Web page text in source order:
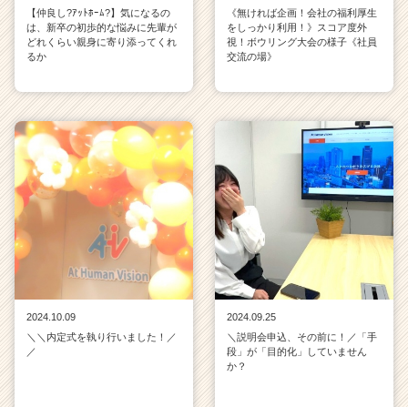
【仲良し?ｱｯﾄﾎｰﾑ?】気になるの
は、新卒の初歩的な悩みに先輩が
どれくらい親身に寄り添ってくれ
るか
《無ければ企画！会社の福利厚生
をしっかり利用！》スコア度外
視！ボウリング大会の様子《社員
交流の場》
2024.10.09
＼＼内定式を執り行いました！／
／
2024.09.25
＼説明会申込、その前に！／「手
段」が「目的化」していません
か？